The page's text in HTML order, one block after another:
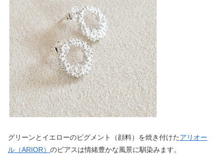
グリーンとイエローのピグメント（顔料）を焼き付けたアリオー
ル（ARIOR） のピアスは情緒豊かな風景に馴染みます。